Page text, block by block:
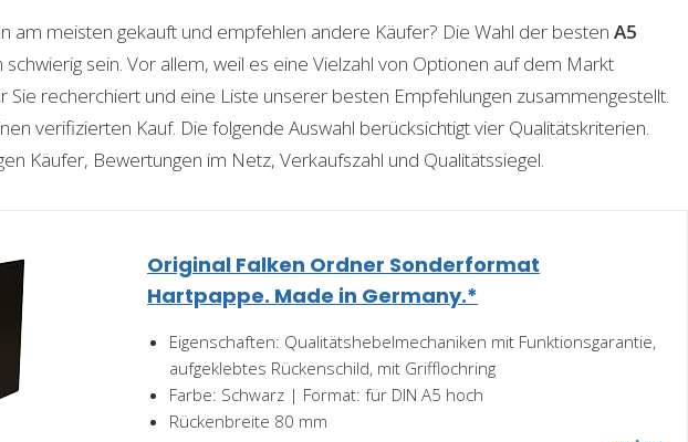
am meisten gekauft und empfehlen andere Käufer? Die Wahl der besten A5
schwierig sein. Vor allem, weil es eine Vielzahl von Optionen auf dem Markt
Sie recherchiert und eine Liste unserer besten Empfehlungen zusammengestellt.
verifizierten Kauf. Die folgende Auswahl berücksichtigt vier Qualitätskriterien.
Käufer, Bewertungen im Netz, Verkaufszahl und Qualitätssiegel.
Original Falken Ordner Sonderformat
Hartpappe. Made in Germany.*
Eigenschaften: Qualitätshebelmechaniken mit Funktionsgarantie,
aufgeklebtes Rückenschild, mit Grifflochring
Farbe: Schwarz | Format: für DIN A5 hoch
Rückenbreite 80 mm